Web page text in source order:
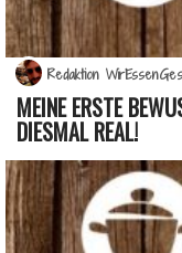
MEINE ERSTE
DIESMAL REAL!
Redaktion